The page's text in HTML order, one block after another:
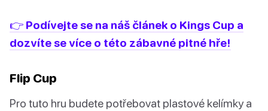
👉 Podívejte se na náš článek o Kings Cup a
dozvíte se více o této zábavné pitné hře!
Flip Cup
Pro tuto hru budete potřebovat plastové kelímky a